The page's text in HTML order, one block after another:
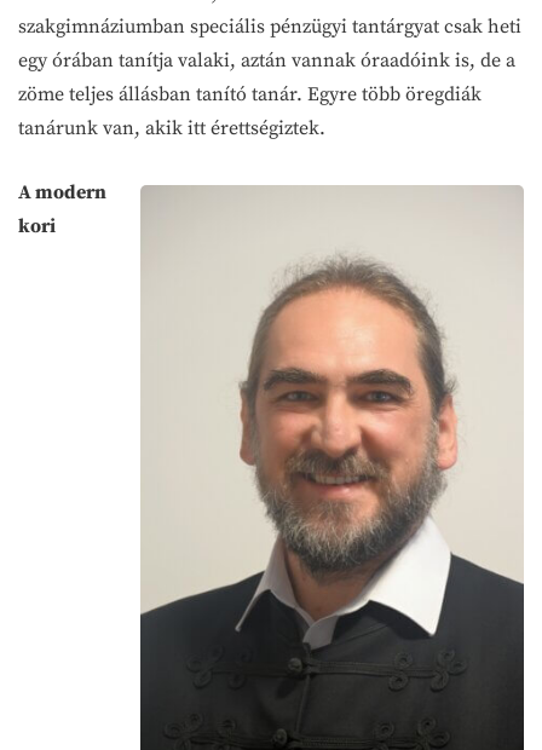
szakgimnáziumban speciális pénzügyi tantárgyat csak heti
egy órában tanítja valaki, aztán vannak óraadóink is, de a
zöme teljes állásban tanító tanár. Egyre több öregdiák
tanárunk van, akik itt érettségiztek.
A modern
kori